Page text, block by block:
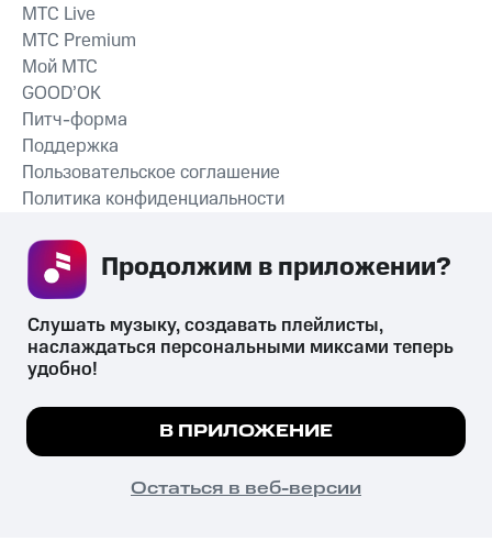
СКАЧАТЬ ПРИЛОЖЕНИЕ
MTС Live
MTС Premium
Мой МТС
GOOD’OK
Питч-форма
Поддержка
Пользовательское соглашение
Политика конфиденциальности
психотропных веществ, их аналогов причиняет вред здоровью,
их незаконный оборот запрещён и влечёт установленную
законодательством ответственность.
© 2026 ООО «КИОН».
Все права защищены
Мы используем куки, чтобы на сайте все
Подробнее
ПОНЯТНО
Слушать музыку, создавать плейлисты,
наслаждаться персональными миксами теперь
удобно!
В ПРИЛОЖЕНИЕ
Остаться в веб-версии